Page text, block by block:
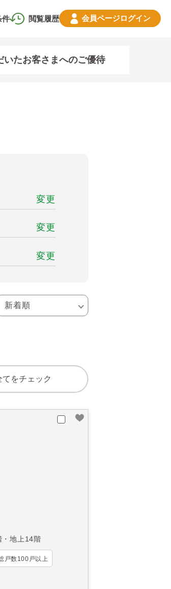
閲覧履歴
件 会員ページログイン
いたお客さまへのご優待
変更
変更
変更
てをチェック
・地上14階
戸数100戸以上